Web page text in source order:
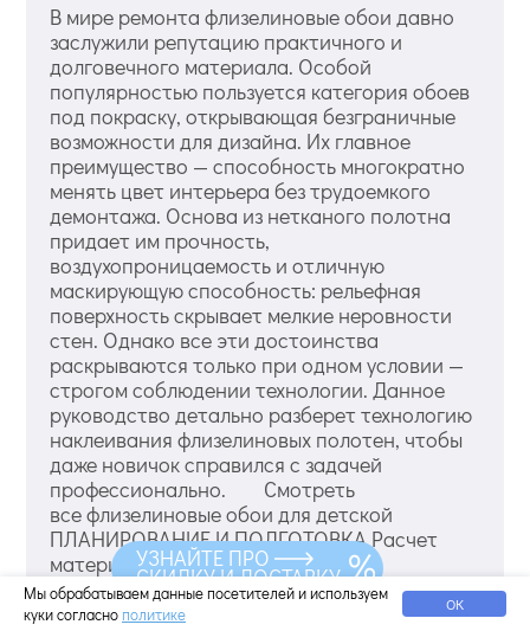
В мире ремонта флизелиновые обои давно
заслужили репутацию практичного и
долговечного материала. Особой
популярностью пользуется категория обоев
под покраску, открывающая безграничные
возможности для дизайна. Их главное
преимущество — способность многократно
менять цвет интерьера без трудоемкого
демонтажа. Основа из нетканого полотна
придает им прочность,
воздухопроницаемость и отличную
маскирующую способность: рельефная
поверхность скрывает мелкие неровности
стен. Однако все эти достоинства
раскрываются только при одном условии —
строгом соблюдении технологии. Данное
руководство детально разберет технологию
наклеивания флизелиновых полотен, чтобы
даже новичок справился с задачей
профессионально. Смотреть
все флизелиновые обои для детской
ПЛАНИРОВАНИЕ И ПОДГОТОВКА Расчет
материалов: как не ошибиться с
количеством Правильный расчет — основа
экономии и отсутствия простоев в работе.
Мы обрабатываем данные посетителей и используем
куки согласно политике ОК
УЗНАЙТЕ ПРО
СКИДКУ И ДОСТАВКУ